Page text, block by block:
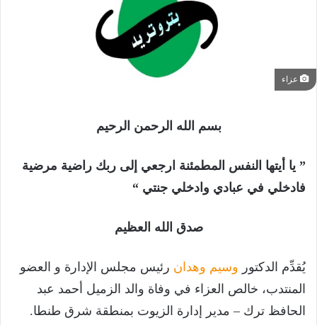
عزاء
بسم الله الرحمن الرحيم
” يا أيتها النفس المطمئنة ارجعي إلى ربك راضية مرضية
فادخلي في عبادي وادخلي جنتي “
صدق الله العظيم
يُقدِّم الدكتور وسيم وهدان رئيس مجلس الإدارة و العضو
المنتدب، خالص العزاء في وفاة والد الزميل أحمد عبد
الحافظ ترك – مدير إدارة الزيوت بمنطقة شرق طنطا.